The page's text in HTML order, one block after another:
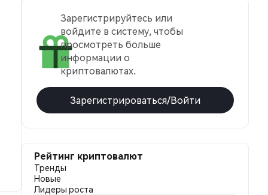
Зарегистрируйтесь или
войдите в систему, чтобы
просмотреть больше
информации о
криптовалютах.
Зарегистрироваться/Войти
Рейтинг криптовалют
Тренды
Новые
Лидеры роста